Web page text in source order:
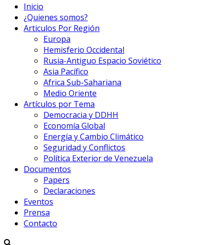
Inicio
¿Quienes somos?
Articulos Por Región
Europa
Hemisferio Occidental
Rusia-Antiguo Espacio Soviético
Asia Pacífico
Africa Sub-Sahariana
Medio Oriente
Artículos por Tema
Democracia y DDHH
Economía Global
Energía y Cambio Climático
Seguridad y Conflictos
Política Exterior de Venezuela
Documentos
Papers
Declaraciones
Eventos
Prensa
Contacto